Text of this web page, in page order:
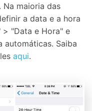
Na maioria das
a data e a hora
> "Data e Hora" e
automáticas. Saiba
aqui.